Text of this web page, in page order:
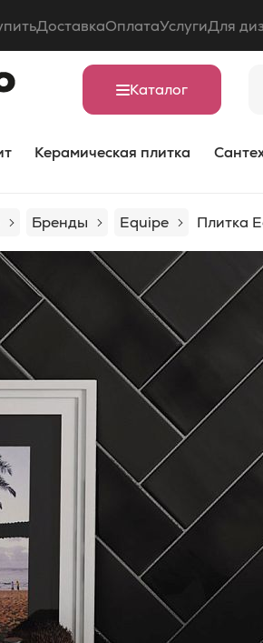
ДоставкаОплатаУслугиДля
Каталог
Керамическая плитка
Бренды Equipe Плитка